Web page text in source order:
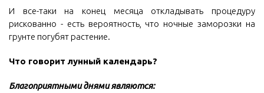
И все-таки на конец месяца откладывать процедуру
рискованно - есть вероятность, что ночные заморозки на
грунте погубят растение.
Что говорит лунный календарь?
Благоприятными днями являются: